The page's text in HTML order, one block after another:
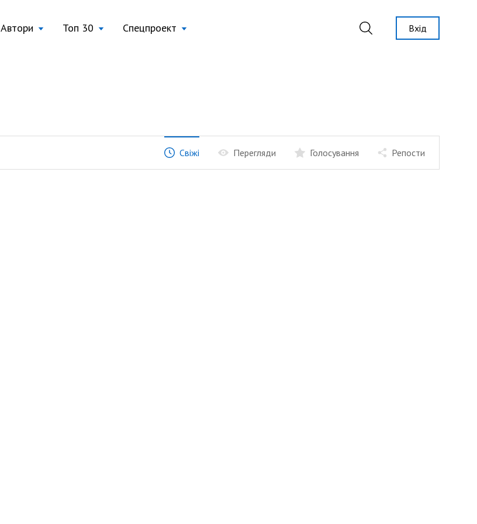
Автори Топ 30 Спецпроект Вхід
Свіжі Перегляди Голосування Репости